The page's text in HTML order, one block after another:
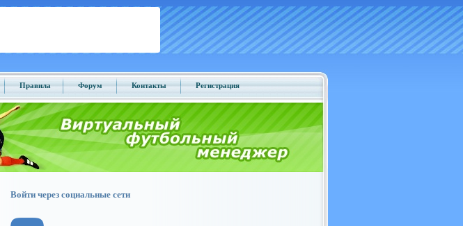
Правила Форум Контакты Регистрация
Войти через социальные сети